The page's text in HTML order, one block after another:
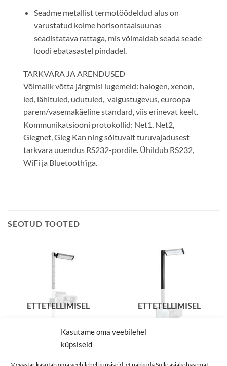
Kasutame oma veebilehel
küpsiseid
Seadme metallist termotöödeldud alus on
varustatud kolme horisontaalsuunas
seadistatava rattaga, mis võimaldab seada seade
loodi ebatasastel pindadel.
TARKVARA JA ARENDUSED
Võimalik võtta järgmisi lugemeid: halogen, xenon,
led, lähituled, udutuled, valgustugevus, euroopa
parem/vasemakäeline standard, viis erinevat keelt.
Kommunikatsiooni protokollid: Net1, Net2,
Giegnet, Gieg Kan ning sõltuvalt turuvajadusest
tarkvara uuendus RS232-pordile. Ühildub RS232,
WiFi ja Bluetooth’iga.
SEOTUD TOOTED
ETTETELLIMISEL ETTETELLIMISEL